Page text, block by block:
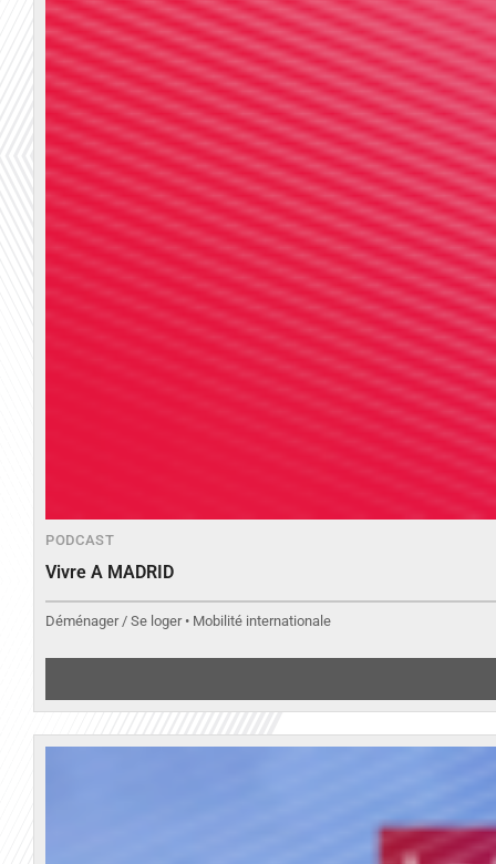
PODCAST
Vivre A MADRID
Déménager / Se loger • Mobilité internationale